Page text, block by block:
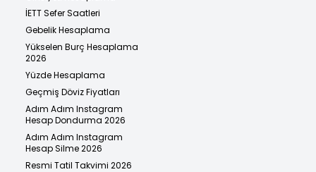
İETT Sefer Saatleri
Gebelik Hesaplama
Yükselen Burç Hesaplama
2026
Yüzde Hesaplama
Geçmiş Döviz Fiyatları
Adım Adım Instagram
Hesap Dondurma 2026
Adım Adım Instagram
Hesap Silme 2026
Resmi Tatil Takvimi 2026